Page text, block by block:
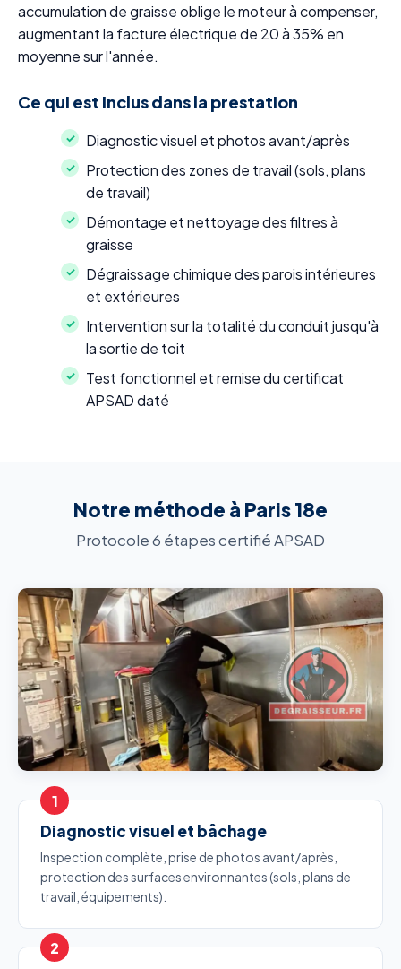
accumulation de graisse oblige le moteur à compenser,
augmentant la facture électrique de 20 à 35% en
moyenne sur l'année.
Ce qui est inclus dans la prestation
Diagnostic visuel et photos avant/après
Protection des zones de travail (sols, plans
de travail)
Démontage et nettoyage des filtres à
graisse
Dégraissage chimique des parois intérieures
et extérieures
Intervention sur la totalité du conduit jusqu'à
la sortie de toit
Test fonctionnel et remise du certificat
APSAD daté
Notre méthode à Paris 18e
Protocole 6 étapes certifié APSAD
Diagnostic visuel et bâchage
Inspection complète, prise de photos avant/après,
protection des surfaces environnantes (sols, plans de
travail, équipements).